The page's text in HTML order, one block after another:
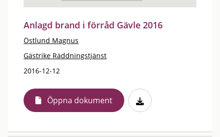
Anlagd brand i förråd Gävle 2016
Östlund Magnus
Gästrike Räddningstjänst
2016-12-12
Öppna dokument